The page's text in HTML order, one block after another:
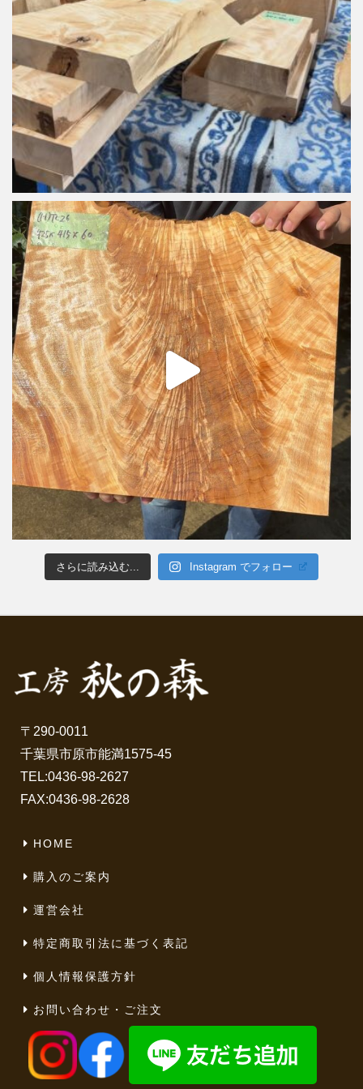
さらに読み込む... Instagram でフォロー
〒290-0011
千葉県市原市能満1575-45
TEL:0436-98-2627
FAX:0436-98-2628
HOME
購入のご案内
運営会社
特定商取引法に基づく表記
個人情報保護方針
お問い合わせ・ご注文